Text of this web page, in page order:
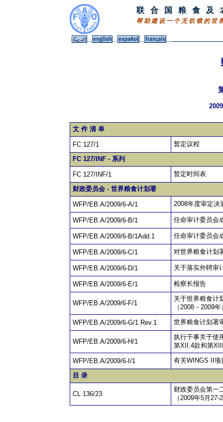
联 合 国 粮 食 及
帮 助 建 设 一 个 无 饥 饿 的 世
文 件 清 单
FC 127/1
暂定议程
FC 127/INF - 系列
FC 127/INF/1
暂定时间表
财政委员会 - 世界粮食计划署
WFP/EB.A/2009/6-A/1 2008年度审定决
WFP/EB.A/2009/6-B/1 任命审计委员会
WFP/EB.A/2009/6-B/1Add.1 任命审计委员会
WFP/EB.A/2009/6-C/1 对世界粮食计划
WFP/EB.A/2009/6-D/1 关于落实外聘审
WFP/EB.A/2009/6-E/1 检察长报告
WFP/EB.A/2009/6-F/1
关于世界粮食计
（2008－2009年
WFP/EB.A/2009/6-G/1 Rev.1 世界粮食计划署
WFP/EB.A/2009/6-H/1
执行干事关于使
第XII.4款和第
WFP/EB.A/2009/6-I/1
有关WINGS II项
目 录
CL 136/23
财政委员会第一
（2009年5月27-